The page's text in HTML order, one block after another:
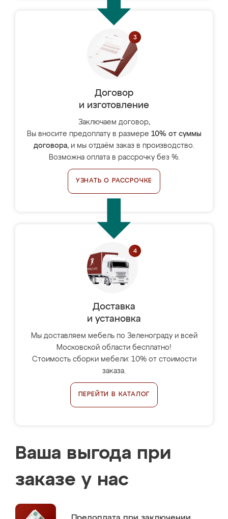
Договор
и изготовление
Заключаем договор,
Вы вносите предоплату в размере 10% от суммы
договора, и мы отдаём заказ в производство.
Возможна оплата в рассрочку без %.
УЗНАТЬ О РАССРОЧКЕ
Доставка
и установка
Мы доставляем мебель по Зеленограду и всей
Московской области бесплатно!
Стоимость сборки мебели: 10% от стоимости
заказа.
ПЕРЕЙТИ В КАТАЛОГ
Ваша выгода при
заказе у нас